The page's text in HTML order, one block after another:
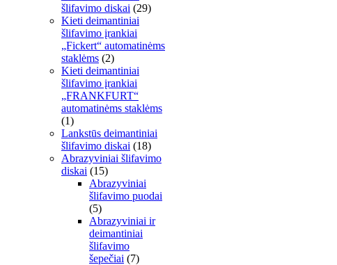
šlifavimo diskai (29)
Kieti deimantiniai
šlifavimo įrankiai
„Fickert“ automatinėms
staklėms (2)
Kieti deimantiniai
šlifavimo įrankiai
„FRANKFURT“
automatinėms staklėms
(1)
Lankstūs deimantiniai
šlifavimo diskai (18)
Abrazyviniai šlifavimo
diskai (15)
Abrazyviniai
šlifavimo puodai
(5)
Abrazyviniai ir
deimantiniai
šlifavimo
šepečiai (7)